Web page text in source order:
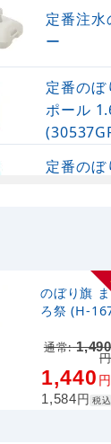
定番注水
ー
定番のぼ
ポール
定番のぼ
ポール
注水型マ
のぼり旗
ろ祭 (H-
通常:1,490
円
1,440円
1,584円 税込